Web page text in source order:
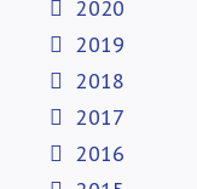
2020
2019
2018
2017
2016